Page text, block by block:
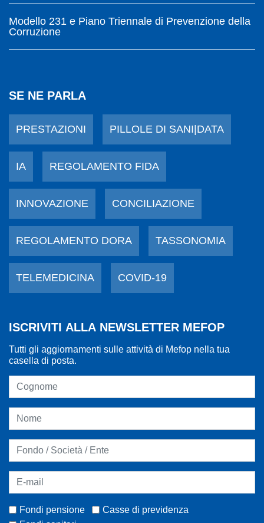
Modello 231 e Piano Triennale di Prevenzione della
Corruzione
SE NE PARLA
PRESTAZIONI PILLOLE DI SANI|DATA
IA REGOLAMENTO FIDA
INNOVAZIONE CONCILIAZIONE
REGOLAMENTO DORA TASSONOMIA
TELEMEDICINA COVID-19
ISCRIVITI ALLA NEWSLETTER MEFOP
Tutti gli aggiornamenti sulle attività di Mefop nella tua
casella di posta.
Fondi pensione
Casse di previdenza